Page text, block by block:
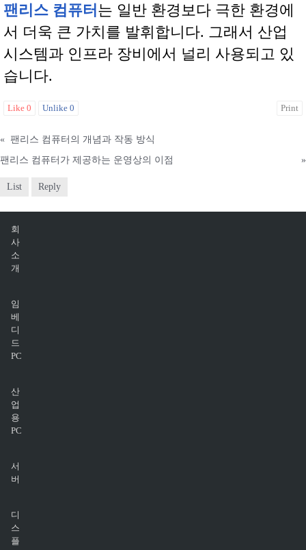
팬리스 컴퓨터 는 일반 환경보다 극한 환경에
서 더욱 큰 가치를 발휘합니다. 그래서 산업
시스템과 인프라 장비에서 널리 사용되고 있
습니다.
Like 0 Unlike 0 Print
« 팬리스 컴퓨터의 개념과 작동 방식
팬리스 컴퓨터가 제공하는 운영상의 이점
»
List Reply
회
사
소
개
임
베
디
드
PC
산
업
용
PC
서
버
디
스
플